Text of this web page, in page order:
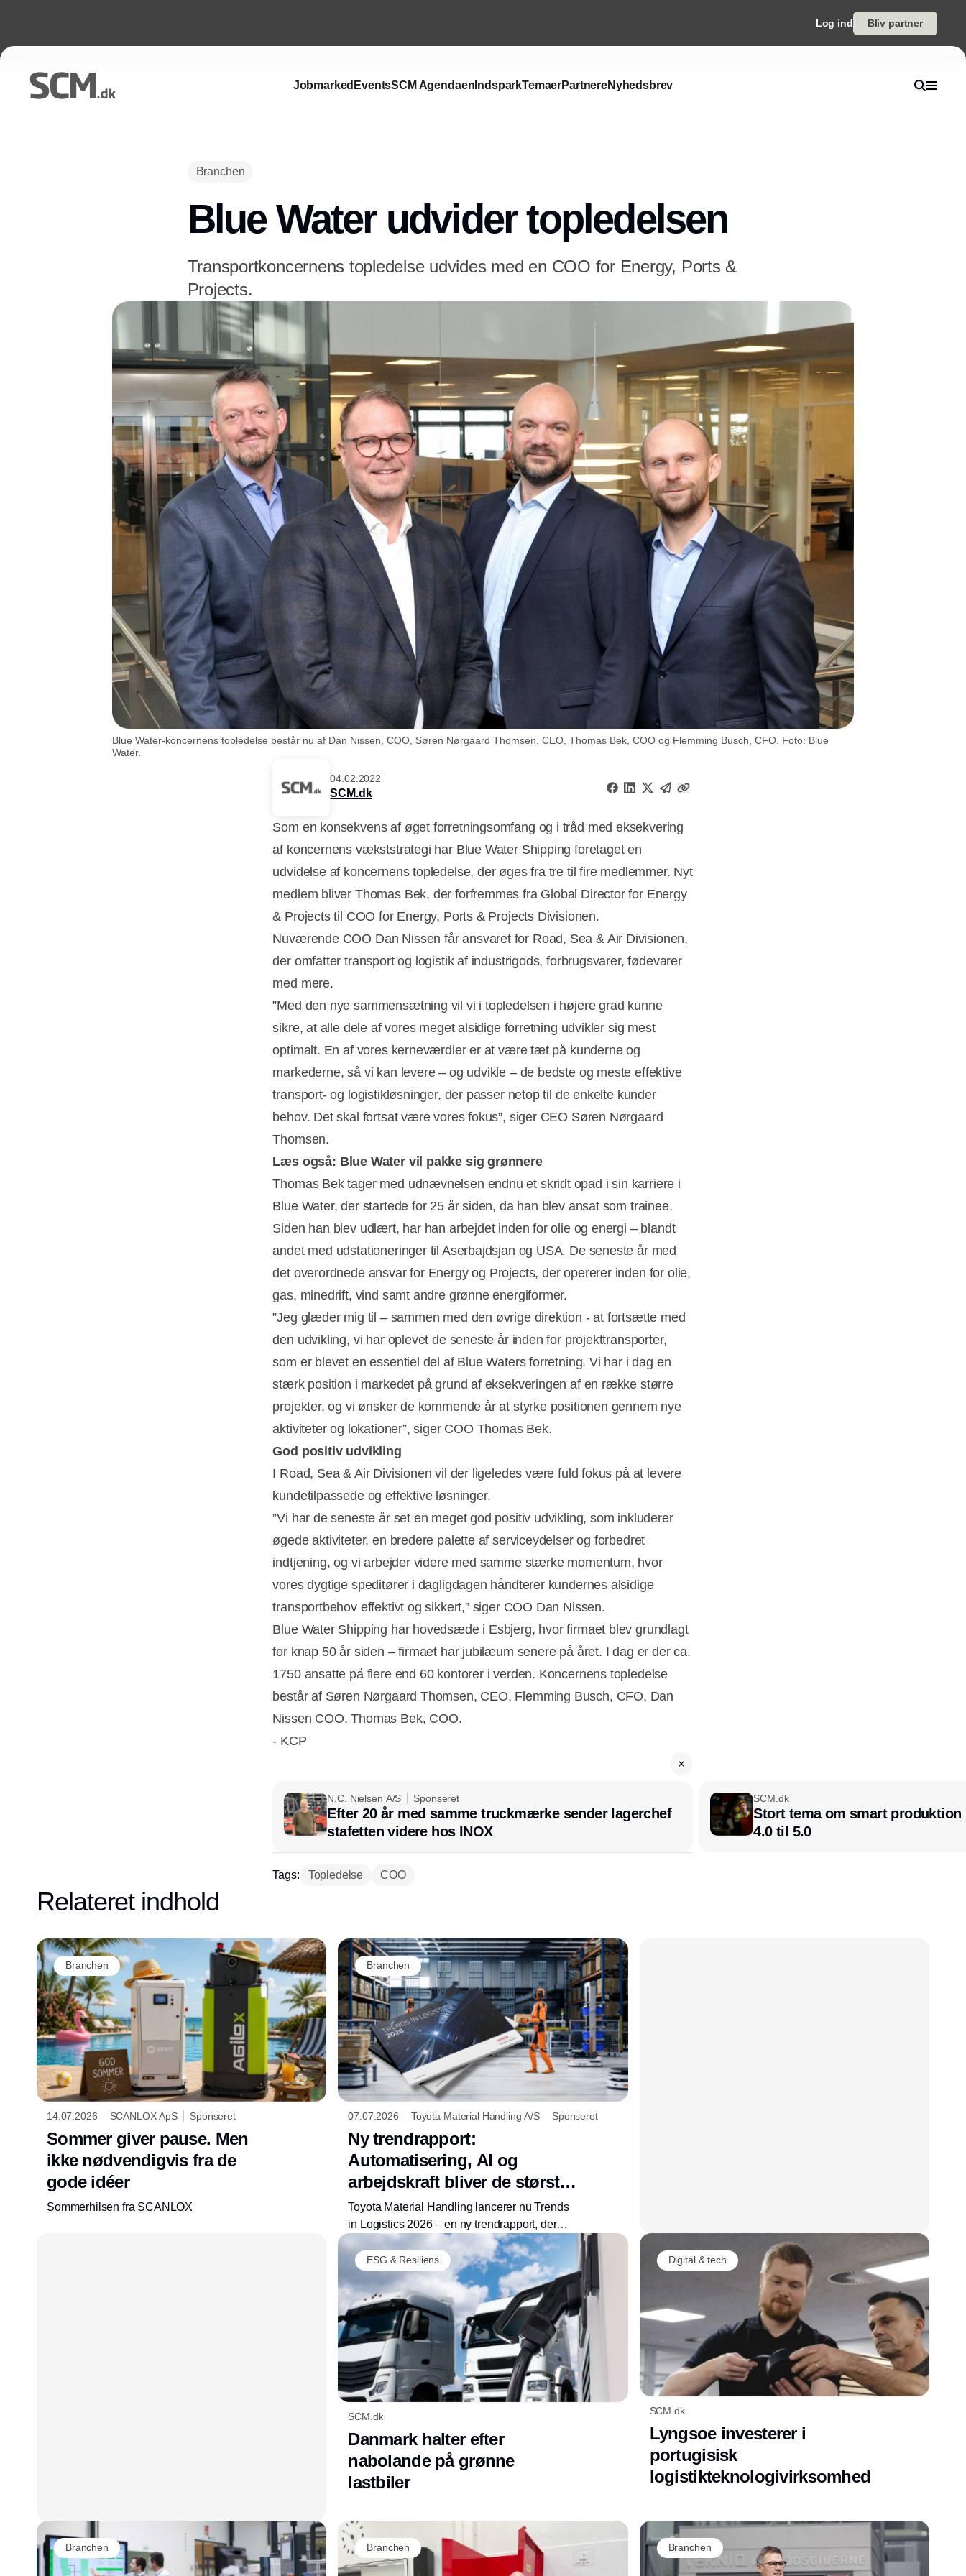
Log ind Bliv partner
Jobmarked EventsSCM Agendaen IndsparkTemaerPartnereNyhedsbrev
Branchen
Blue Water udvider topledelsen
Transportkoncernens topledelse udvides med en COO for Energy, Ports &
Projects.
Blue Water-koncernens topledelse består nu af Dan Nissen, COO, Søren Nørgaard Thomsen, CEO, Thomas Bek, COO og Flemming Busch, CFO. Foto: Blue
Water.
04.02.2022
SCM.dk
Som en konsekvens af øget forretningsomfang og i tråd med eksekvering
af koncernens vækststrategi har Blue Water Shipping foretaget en
udvidelse af koncernens topledelse, der øges fra tre til fire medlemmer. Nyt
medlem bliver Thomas Bek, der forfremmes fra Global Director for Energy
& Projects til COO for Energy, Ports & Projects Divisionen.
Nuværende COO Dan Nissen får ansvaret for Road, Sea & Air Divisionen,
der omfatter transport og logistik af industrigods, forbrugsvarer, fødevarer
med mere.
”Med den nye sammensætning vil vi i topledelsen i højere grad kunne
sikre, at alle dele af vores meget alsidige forretning udvikler sig mest
optimalt. En af vores kerneværdier er at være tæt på kunderne og
markederne, så vi kan levere – og udvikle – de bedste og meste effektive
transport- og logistikløsninger, der passer netop til de enkelte kunder
behov. Det skal fortsat være vores fokus”, siger CEO Søren Nørgaard
Thomsen.
Læs også: Blue Water vil pakke sig grønnere
Thomas Bek tager med udnævnelsen endnu et skridt opad i sin karriere i
Blue Water, der startede for 25 år siden, da han blev ansat som trainee.
Siden han blev udlært, har han arbejdet inden for olie og energi – blandt
andet med udstationeringer til Aserbajdsjan og USA. De seneste år med
det overordnede ansvar for Energy og Projects, der opererer inden for olie,
gas, minedrift, vind samt andre grønne energiformer.
”Jeg glæder mig til – sammen med den øvrige direktion - at fortsætte med
den udvikling, vi har oplevet de seneste år inden for projekttransporter,
som er blevet en essentiel del af Blue Waters forretning. Vi har i dag en
stærk position i markedet på grund af eksekveringen af en række større
projekter, og vi ønsker de kommende år at styrke positionen gennem nye
aktiviteter og lokationer”, siger COO Thomas Bek.
God positiv udvikling
I Road, Sea & Air Divisionen vil der ligeledes være fuld fokus på at levere
kundetilpassede og effektive løsninger.
”Vi har de seneste år set en meget god positiv udvikling, som inkluderer
øgede aktiviteter, en bredere palette af serviceydelser og forbedret
indtjening, og vi arbejder videre med samme stærke momentum, hvor
vores dygtige speditører i dagligdagen håndterer kundernes alsidige
transportbehov effektivt og sikkert,” siger COO Dan Nissen.
Blue Water Shipping har hovedsæde i Esbjerg, hvor firmaet blev grundlagt
for knap 50 år siden – firmaet har jubilæum senere på året. I dag er der ca.
1750 ansatte på flere end 60 kontorer i verden. Koncernens topledelse
består af Søren Nørgaard Thomsen, CEO, Flemming Busch, CFO, Dan
Nissen COO, Thomas Bek, COO.
- KCP
N.C. Nielsen A/S Sponseret
Efter 20 år med samme truckmærke sender lagerchef
stafetten videre hos INOX
SCM.dk
Stort tema om smart
4.0 til 5.0
Tags: Topledelse COO
Relateret indhold
Branchen
14.07.2026 SCANLOX ApS Sponseret
Sommer giver pause. Men
ikke nødvendigvis fra de
gode idéer
Sommerhilsen fra SCANLOX
Branchen
07.07.2026 Toyota Material Handling A/S Sponseret
Ny trendrapport:
Automatisering, AI og
arbejdskraft bliver de største
dagsordener i
logistikbranchen
Toyota Material Handling lancerer nu Trends
in Logistics 2026 – en ny trendrapport, der
giver virksomheder et overblik over de
vigtigste udviklinger, som vil præge lager- og
logistikbranchen i de kommende år.
ESG & Resiliens
SCM.dk
Danmark halter efter
nabolande på grønne
lastbiler
Digital & tech
SCM.dk
Lyngsoe investerer i
portugisisk
logistikteknologivirksomhed
Branchen Branchen Branchen